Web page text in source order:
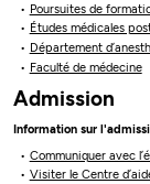
Poursuites de
Études médicales
Département
Faculté de médecine
Admission
Information sur
Communiquer avec
Visiter le Centre